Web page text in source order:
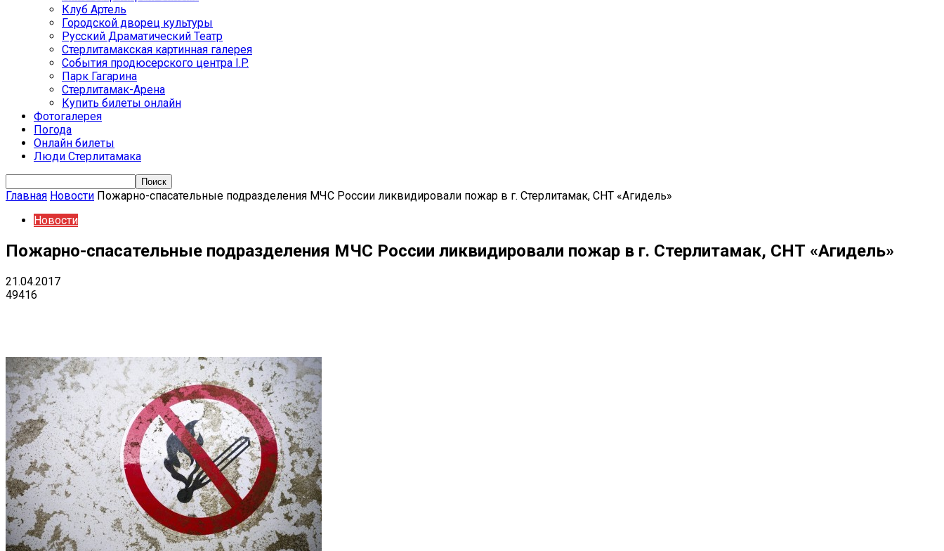
Клуб Артель
Городской дворец культуры
Русский Драматический Театр
Стерлитамакская картинная галерея
События продюсерского центра I.P.
Парк Гагарина
Стерлитамак-Арена
Купить билеты онлайн
Фотогалерея
Погода
Онлайн билеты
Люди Стерлитамака
Главная Новости Пожарно-спасательные подразделения МЧС России ликвидировали пожар в г. Стерлитамак, СНТ «Агидель»
Новости
Пожарно-спасательные подразделения МЧС России ликвидировали пожар в г. Стерлитамак, СНТ «Агидель»
21.04.2017
49416